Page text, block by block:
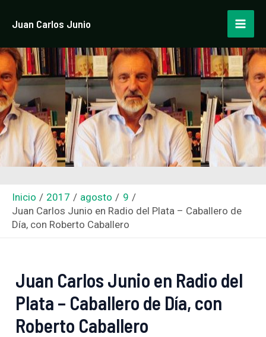
Juan Carlos Junio
Inicio 2017 agosto
9
Juan Carlos Junio en Radio del Plata – Caballero de
Día, con Roberto Caballero
Juan Carlos Junio en Radio del
Plata – Caballero de Día, con
Roberto Caballero
de